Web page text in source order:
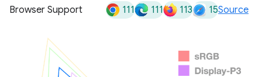
Browser Support 111 111 113 15Source